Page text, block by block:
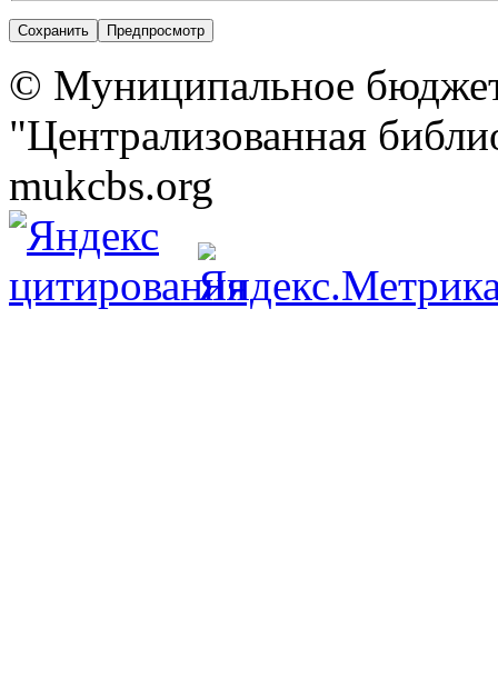
© Муниципальное
"Централизованная
mukcbs.org